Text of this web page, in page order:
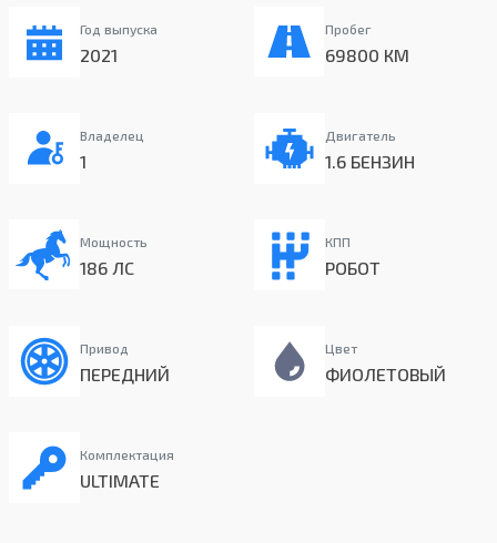
Год выпуска
2021
Пробег
69800 КМ
Владелец
1
Двигатель
1.6 БЕНЗИН
Мощность
186 ЛС
КПП
РОБОТ
Привод
ПЕРЕДНИЙ
Цвет
ФИОЛЕТОВЫЙ
Комплектация
ULTIMATE